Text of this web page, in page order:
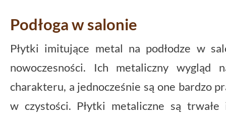
Podłoga w salonie
Płytki imitujące metal na podłodze w
nowoczesności. Ich metaliczny wygląd
charakteru, a jednocześnie są one bardzo
w czystości. Płytki metaliczne są